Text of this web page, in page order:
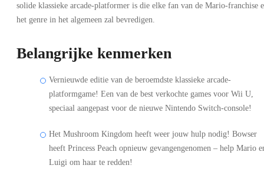
solide klassieke arcade-platformer is die elke fan van de Mario-franchise
het genre in het algemeen zal bevredigen.
Belangrijke kenmerken
Vernieuwde editie van de beroemdste klassieke arcade-
platformgame! Een van de best verkochte games voor Wii U,
speciaal aangepast voor de nieuwe Nintendo Switch-console!
Het Mushroom Kingdom heeft weer jouw hulp nodig! Bowser
heeft Princess Peach opnieuw gevangengenomen – help Mario
Luigi om haar te redden!